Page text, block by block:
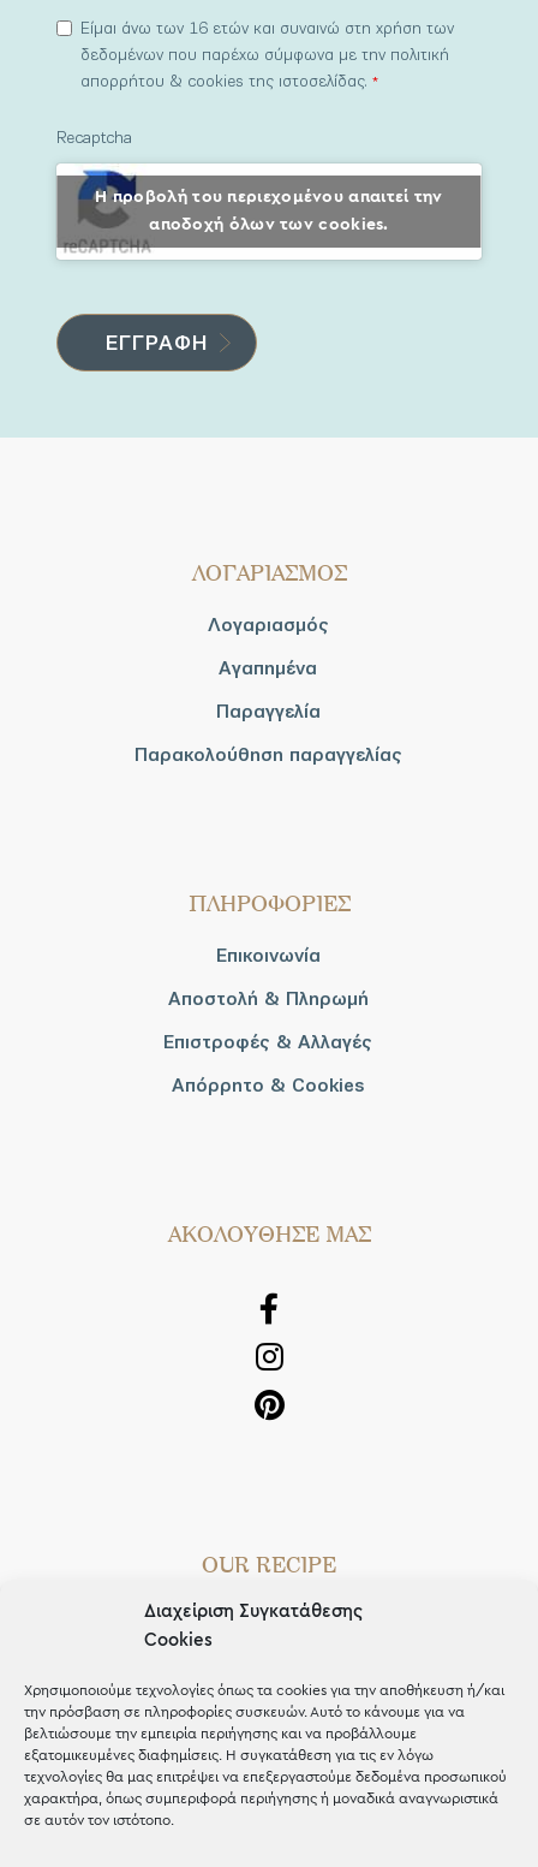
Διαχείριση Συγκατάθεσης
Cookies
Χρησιμοποιούμε τεχνολογίες όπως τα cookies για την αποθήκευση ή/και
την πρόσβαση σε πληροφορίες συσκευών. Αυτό το κάνουμε για να
βελτιώσουμε την εμπειρία περιήγησης και να προβάλλουμε
εξατομικευμένες διαφημίσεις. Η συγκατάθεση για τις εν λόγω
τεχνολογίες θα μας επιτρέψει να επεξεργαστούμε δεδομένα προσωπικού
χαρακτήρα, όπως συμπεριφορά περιήγησης ή μοναδικά αναγνωριστικά
σε αυτόν τον ιστότοπο.
Είμαι άνω των 16 ετών και συναινώ στη χρήση των
δεδομένων που παρέχω σύμφωνα με την πολιτική
απορρήτου & cookies της ιστοσελίδας.*
Recaptcha
Η προβολή του περιεχομένου απαιτεί την
αποδοχή όλων των cookies.
ΛΟΓΑΡΙΑΣΜΟΣ
Λογαριασμός
Αγαπημένα
Παραγγελία
Παρακολούθηση παραγγελίας
ΠΛΗΡΟΦΟΡΙΕΣ
Επικοινωνία
Αποστολή & Πληρωμή
Επιστροφές & Αλλαγές
Απόρρητο & Cookies
AΚΟΛΟΥΘΗΣΕ ΜΑΣ
OUR RECIPE
Gifts
Blog
Shop the look